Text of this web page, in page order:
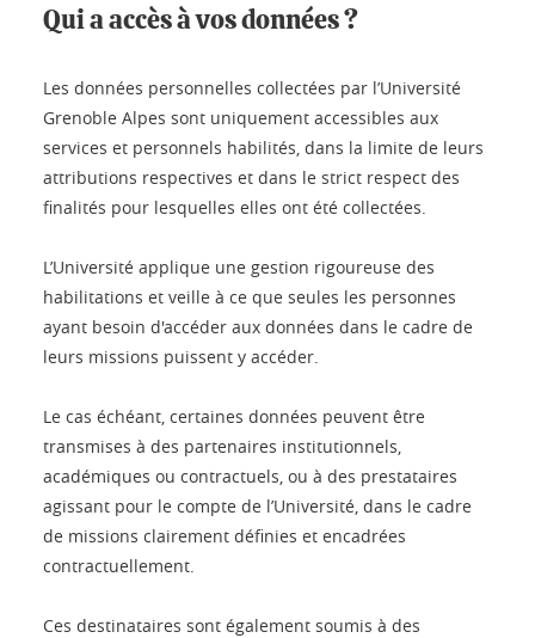
Qui a accès à vos données ?
Les données personnelles collectées par l’Université
Grenoble Alpes sont uniquement accessibles aux
services et personnels habilités, dans la limite de leurs
attributions respectives et dans le strict respect des
finalités pour lesquelles elles ont été collectées.
L’Université applique une gestion rigoureuse des
habilitations et veille à ce que seules les personnes
ayant besoin d'accéder aux données dans le cadre de
leurs missions puissent y accéder.
Le cas échéant, certaines données peuvent être
transmises à des partenaires institutionnels,
académiques ou contractuels, ou à des prestataires
agissant pour le compte de l’Université, dans le cadre
de missions clairement définies et encadrées
contractuellement.
Ces destinataires sont également soumis à des